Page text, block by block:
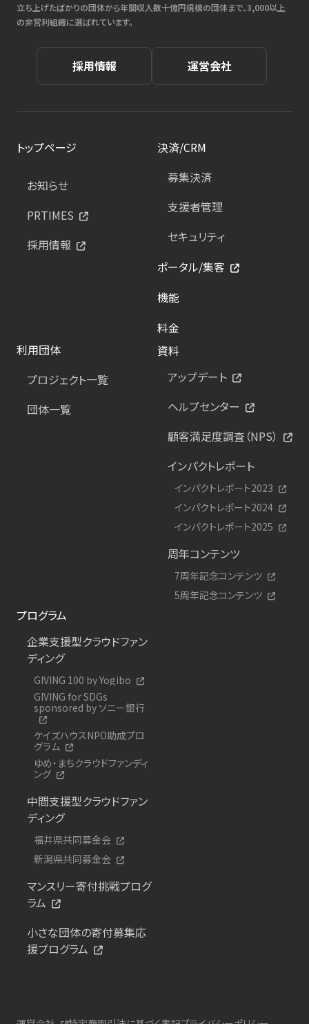
立ち上げたばかりの団体から年間収入数十億円規模の団体まで、3,000以上
の非営利組織に選ばれています。
採用情報 運営会社
トップページ
お知らせ
PRTIMES
採用情報
決済/CRM
募集決済
支援者管理
セキュリティ
ポータル/集客
機能
料金
利用団体
プロジェクト一覧
団体一覧
資料
アップデート
ヘルプセンター
顧客満足度調査（NPS）
インパクトレポート
インパクトレポート2023
インパクトレポート2024
インパクトレポート2025
周年コンテンツ
7周年記念コンテンツ
5周年記念コンテンツ
プログラム
企業支援型クラウドファン
ディング
GIVING 100 by Yogibo
GIVING for SDGs
sponsored by ソニー銀行
ケイズハウスNPO助成プロ
グラム
ゆめ・まちクラウドファンディ
ング
中間支援型クラウドファン
ディング
福井県共同募金会
新潟県共同募金会
マンスリー寄付挑戦プログ
ラム
小さな団体の寄付募集応
援プログラム